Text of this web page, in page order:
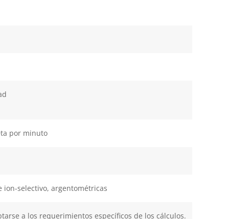
por minuto
ion-selectivo, argentométricas
a los requerimientos específicos de los cálculos.